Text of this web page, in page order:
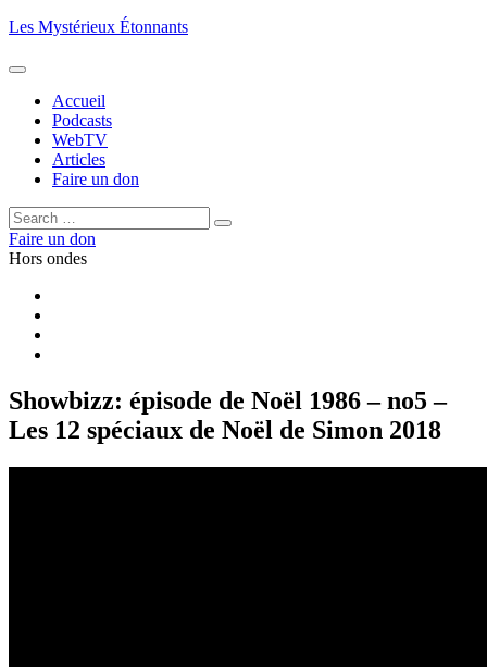
Aller
contenu
Les Mystérieux Étonnants
Accueil
Podcasts
WebTV
Articles
Faire un don
Rechercher :
Rechercher
Faire un don
Hors ondes
Showbizz: épisode de Noël 1986 – no5 –
Les 12 spéciaux de Noël de Simon 2018